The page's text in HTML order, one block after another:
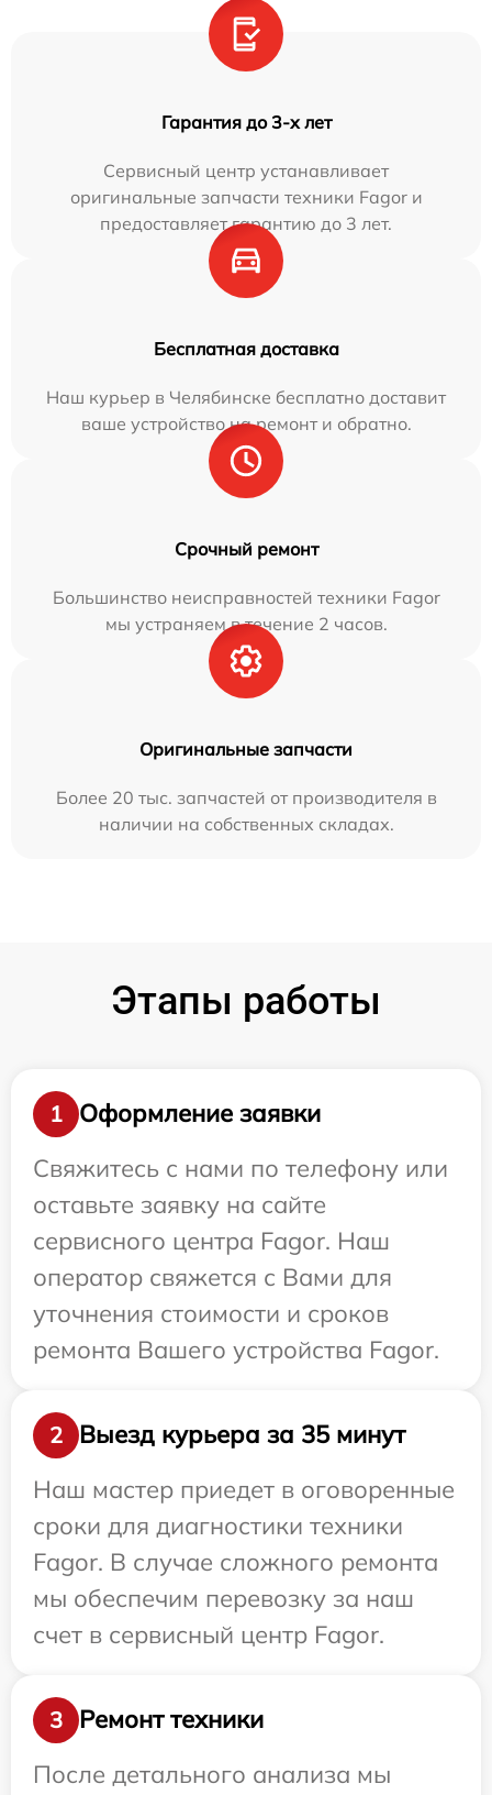
Гарантия до 3-х лет
Сервисный центр устанавливает
оригинальные запчасти техники Fagor и
предоставляет гарантию до 3 лет.
Бесплатная доставка
Наш курьер в Челябинске бесплатно доставит
ваше устройство на ремонт и обратно.
Срочный ремонт
Большинство неисправностей техники Fagor
мы устраняем в течение 2 часов.
Оригинальные запчасти
Более 20 тыс. запчастей от производителя в
наличии на собственных складах.
Этапы работы
1
Оформление заявки
Свяжитесь с нами по телефону или
оставьте заявку на сайте
сервисного центра Fagor. Наш
оператор свяжется с Вами для
уточнения стоимости и сроков
ремонта Вашего устройства Fagor.
2
Выезд курьера за 35 минут
Наш мастер приедет в оговоренные
сроки для диагностики техники
Fagor. В случае сложного ремонта
мы обеспечим перевозку за наш
счет в сервисный центр Fagor.
3
Ремонт техники
После детального анализа мы